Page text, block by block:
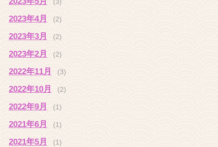
2023年4月 (2)
2023年3月 (2)
2023年2月 (2)
2022年11月 (3)
2022年10月 (2)
2022年9月 (1)
2021年6月 (1)
2021年5月 (1)